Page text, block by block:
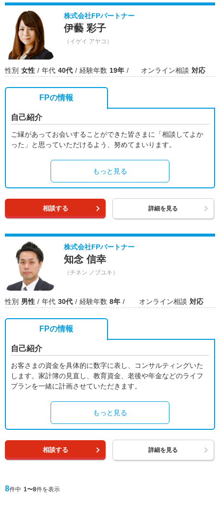
株式会社FPパートナー
伊藝 彩子
（イゲイ アヤコ）
性別 女性 年代 40代 経験年数 19年 オンライン相談 対応
FPの情報
自己紹介
ご縁があってお会いすることができた皆さまに「相談してよか
った」と思っていただけるよう、努めてまいります。
もっと見る
相談する 詳細を見る
株式会社FPパートナー
知念 信幸
（チネン ノブユキ）
性別 男性 年代 30代 経験年数 8年 オンライン相談 対応
FPの情報
自己紹介
お客さまの資金を具体的に数字に表し、コンサルティングいた
します。家計簿の見直し、教育資金、老後や年金などのライフ
プランを一緒に計画させていただきます。
もっと見る
相談する 詳細を見る
8件中 1〜8件を表示